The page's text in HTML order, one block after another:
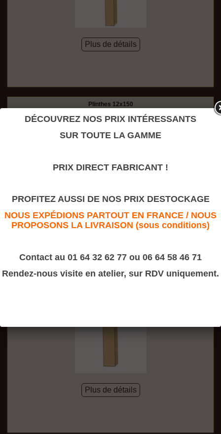
Plus de détails
Plinthes 12x150
Plus de détails
Plinthe de meuble 18x80
Plus de détails
DÉCOUVREZ NOS PRIX INTÉRESSANTS
SUR TOUTE LA GAMME
PRIX DIRECT FABRICANT !
PROFITEZ AUSSI DE NOS PRIX DESTOCKAGE
NOUS EXPÉDIONS PARTOUT EN FRANCE / NOUS
PROPOSONS LA LIVRAISON (sous conditions)
Contact au 01 64 32 62 77 ou 06 64 58 46 71
Rendez-nous visite en atelier, sur RDV uniquement.